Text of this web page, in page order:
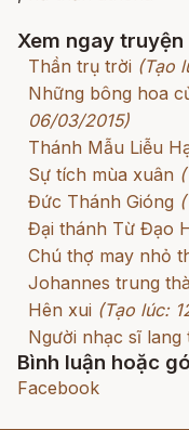
Xem ngay truyện
Thần trụ trời (Tạo
Những bông hoa
06/03/2015)
Thánh Mẫu Liễu
Sự tích mùa xuân
Đức Thánh Gióng
Đại thánh Từ Đạo
Chú thợ may nhỏ
Johannes trung
Hên xui (Tạo lúc:
Người nhạc sĩ lang
Bình luận hoặc
Facebook